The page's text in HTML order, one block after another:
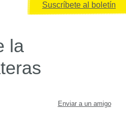
Suscríbete al boletín
la
Enviar a un amigo